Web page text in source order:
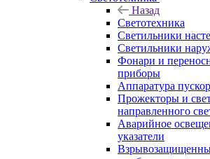
Назад
Светотехника
Светильники
Светильники
Фонари и
приборы
Аппаратура
Прожекторы и
направленного
Аварийное
указатели